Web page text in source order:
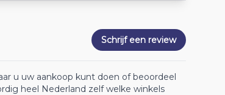
Schrijf een review
u uw aankoop kunt doen of beoordeel
heel Nederland zelf welke winkels